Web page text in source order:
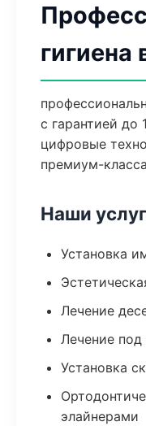
гигиена
с гарантией до
цифровые
премиум-
Наши
Установка
Лечение
Лечение под
Установка
элайнерами